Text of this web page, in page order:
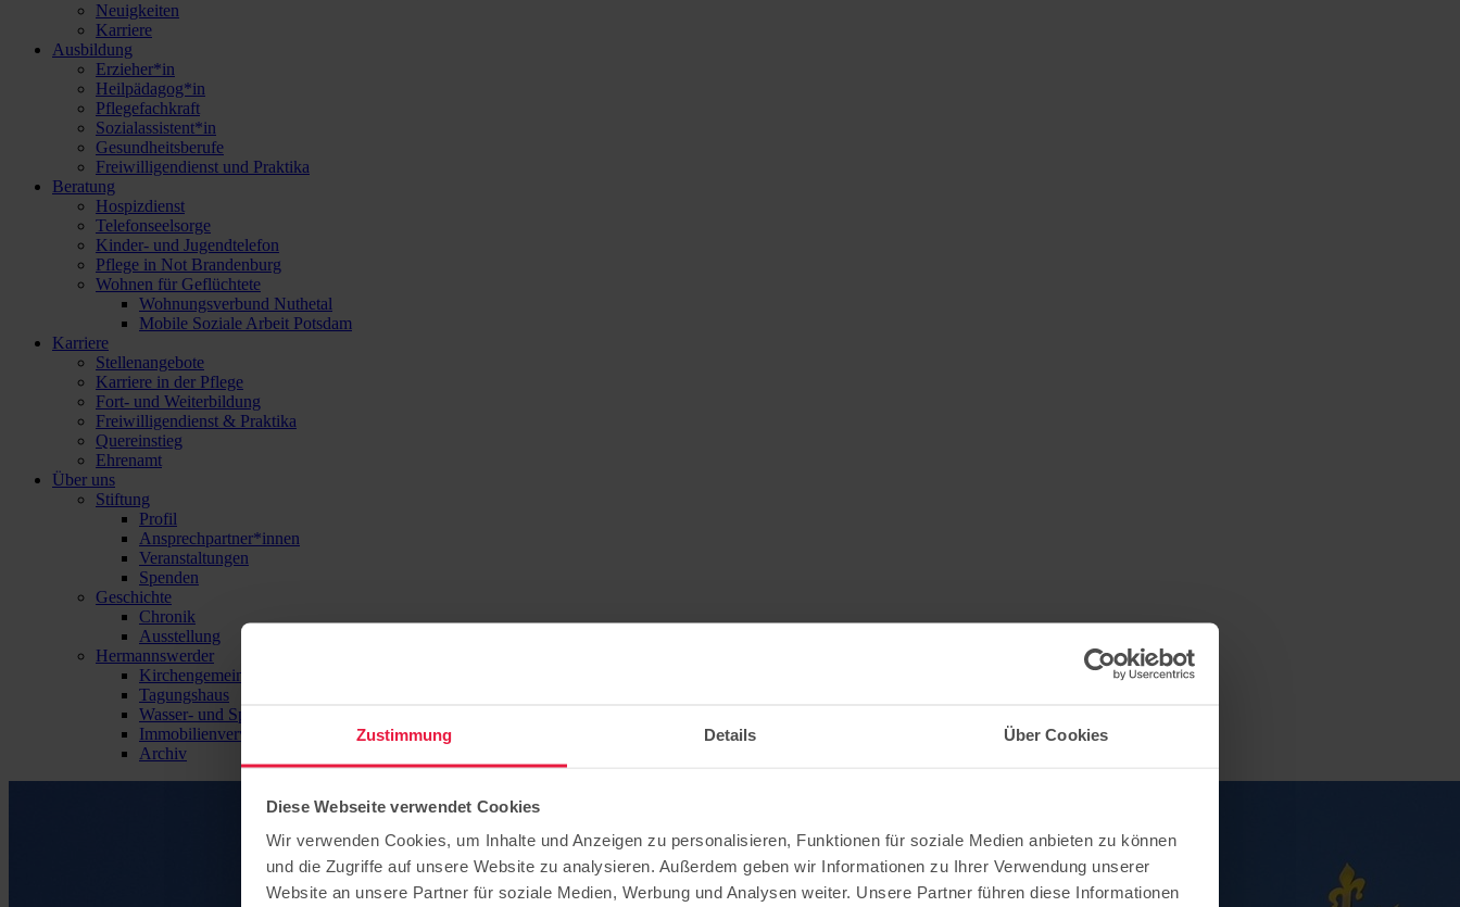
Zustimmung Details Über Cookies
Diese Webseite verwendet Cookies
Wir verwenden Cookies, um Inhalte und Anzeigen zu personalisieren, Funktionen für soziale Medien anbieten zu können
und die Zugriffe auf unsere Website zu analysieren. Außerdem geben wir Informationen zu Ihrer Verwendung unserer
Website an unsere Partner für soziale Medien, Werbung und Analysen weiter. Unsere Partner führen diese Informationen
Neuigkeiten
Karriere
Ausbildung
Erzieher*in
Heilpädagog*in
Pflegefachkraft
Sozialassistent*in
Gesundheitsberufe
Freiwilligendienst und Praktika
Beratung
Hospizdienst
Telefonseelsorge
Kinder- und Jugendtelefon
Pflege in Not Brandenburg
Wohnen für Geflüchtete
Wohnungsverbund Nuthetal
Mobile Soziale Arbeit Potsdam
Karriere
Stellenangebote
Karriere in der Pflege
Fort- und Weiterbildung
Freiwilligendienst & Praktika
Quereinstieg
Ehrenamt
Über uns
Stiftung
Profil
Ansprechpartner*innen
Veranstaltungen
Spenden
Geschichte
Chronik
Ausstellung
Hermannswerder
Kirchengemeinde
Tagungshaus
Wasser- und Sport-Zentrum Hermannswerder
Immobilienverwaltung
Archiv